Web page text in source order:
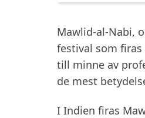
Mawlid-al-Nabi,
festival som
till minne av
de mest
I Indien firas